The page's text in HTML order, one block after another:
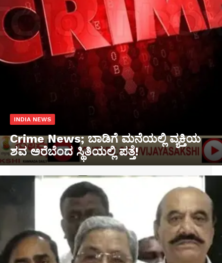
INDIA NEWS
Crime News; ಬಾಡಿಗೆ ಮನೆಯಲ್ಲಿ ವ್ಯಕ್ತಿಯ
ಶವ ಅರೆಬೆಂದ ಸ್ಥಿತಿಯಲ್ಲಿ ಪತ್ತೆ!